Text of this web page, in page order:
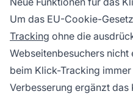
Um das EU-Cookie-
Tracking ohne die
Webseitenbesuchers
beim Klick-Tracking
Verbesserung ergänzt